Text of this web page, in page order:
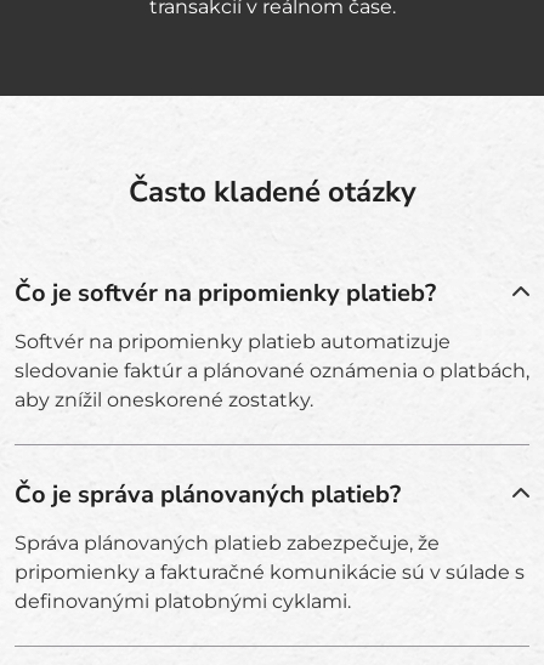
transakcií v reálnom čase.
Často kladené otázky
Čo je softvér na pripomienky platieb?
Softvér na pripomienky platieb automatizuje
sledovanie faktúr a plánované oznámenia o platbách,
aby znížil oneskorené zostatky.
Čo je správa plánovaných platieb?
Správa plánovaných platieb zabezpečuje, že
pripomienky a fakturačné komunikácie sú v súlade s
definovanými platobnými cyklami.